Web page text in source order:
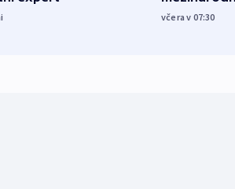
včera v 07:30